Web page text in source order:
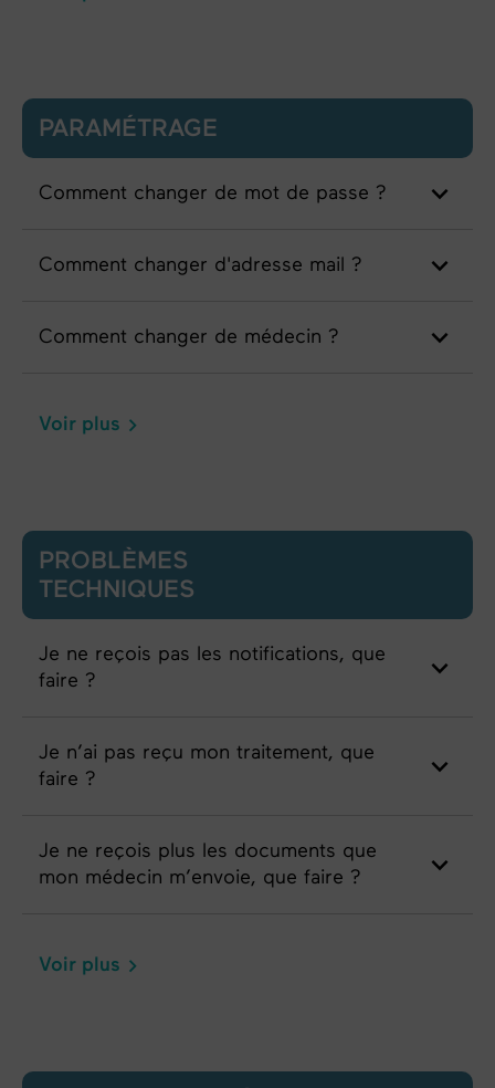
PARAMÉTRAGE
Comment changer de mot de passe ?
Comment changer d'adresse mail ?
Comment changer de médecin ?
Voir plus
PROBLÈMES
TECHNIQUES
Je ne reçois pas les notifications, que
faire ?
Je n’ai pas reçu mon traitement, que
faire ?
Je ne reçois plus les documents que
mon médecin m’envoie, que faire ?
Voir plus